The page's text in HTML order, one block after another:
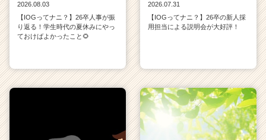
2026.08.03
【IOGってナニ？】26卒人事が振
り返る！学生時代の夏休みにやっ
ておけばよかったこと🌻
2026.07.31
【IOGってナニ？】26卒の新人採
用担当による説明会が大好評！